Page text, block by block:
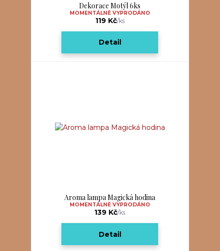
Dekorace Motýl 6ks
119 Kč/ks
MOMENTÁLNĚ VYPRODÁNO
Detail
Aroma lampa Magická hodina
139 Kč/ks
MOMENTÁLNĚ VYPRODÁNO
Detail